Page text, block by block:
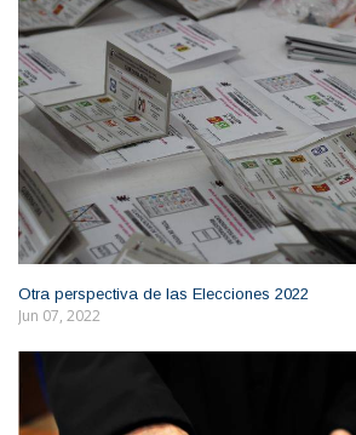
Otra perspectiva de las Elecciones 2022
Jun 07, 2022